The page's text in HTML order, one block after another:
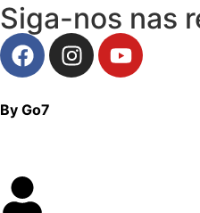
Siga-nos nas
By Go7